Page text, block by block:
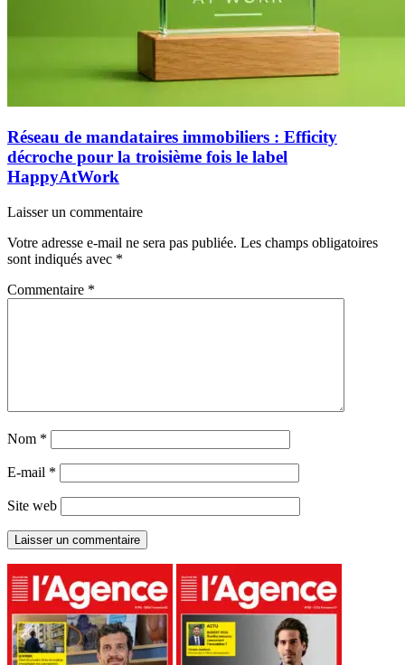
Réseau de mandataires immobiliers : Efficity
décroche pour la troisième fois le label
HappyAtWork
Laisser un commentaire
Votre adresse e-mail ne sera pas publiée. Les champs obligatoires
sont indiqués avec *
Commentaire *
Nom *
E-mail *
Site web